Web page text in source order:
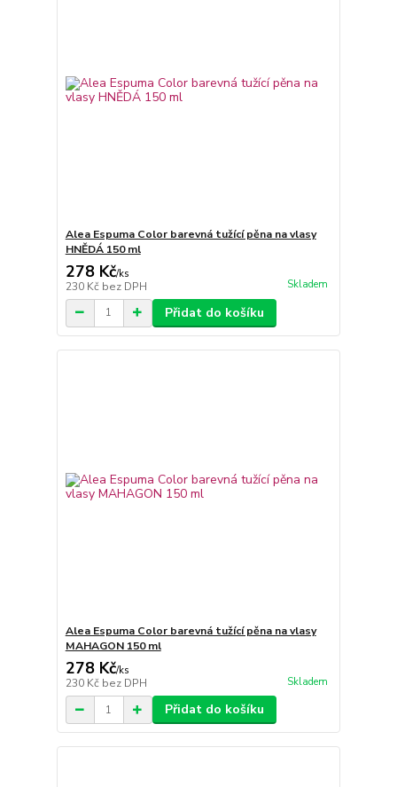
Alea Espuma Color barevná tužící pěna na vlasy
HNĚDÁ 150 ml
278 Kč/ks
230 Kč bez DPH Skladem
Přidat do košíku
Alea Espuma Color barevná tužící pěna na vlasy
MAHAGON 150 ml
278 Kč/ks
230 Kč bez DPH Skladem
Přidat do košíku